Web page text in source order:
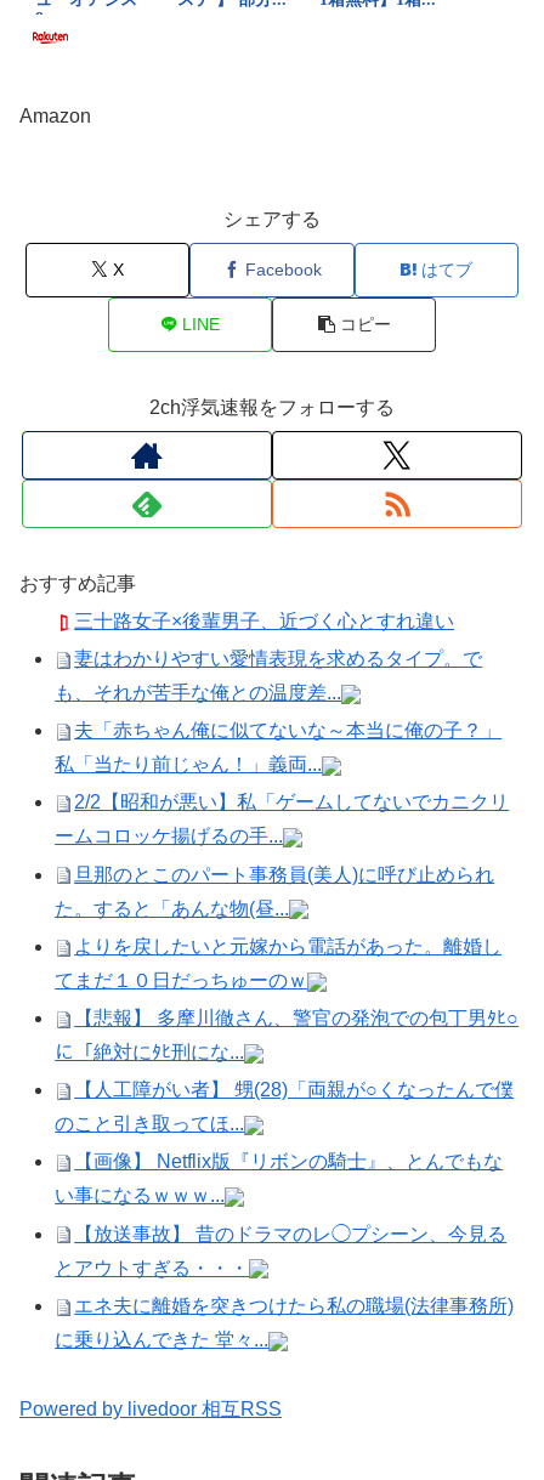
Amazon
シェアする
X Facebook はてブ
LINE コピー
2ch浮気速報をフォローする
おすすめ記事
三十路女子×後輩男子、近づく心とすれ違い
妻はわかりやすい愛情表現を求めるタイプ。で
も、それが苦手な俺との温度差...
夫「赤ちゃん俺に似てないな～本当に俺の子？」
私「当たり前じゃん！」義両...
2/2【昭和が悪い】私「ゲームしてないでカニクリ
ームコロッケ揚げるの手...
旦那のとこのパート事務員(美人)に呼び止められ
た。すると「あんな物(昼...
よりを戻したいと元嫁から電話があった。離婚し
てまだ１０日だっちゅーのｗ
【悲報】 多摩川徹さん、警官の発泡での包丁男ﾀﾋ○
に「絶対にﾀﾋ刑にな...
【人工障がい者】 甥(28)「両親が○くなったんで僕
のこと引き取ってほ...
【画像】 Netflix版『リボンの騎士』、とんでもな
い事になるｗｗｗ...
【放送事故】 昔のドラマのレ◯プシーン、今見る
とアウトすぎる・・・
エネ夫に離婚を突きつけたら私の職場(法律事務所)
に乗り込んできた 堂々...
Powered by livedoor 相互RSS